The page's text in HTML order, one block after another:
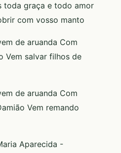
toda graça e todo amor
com vosso manto
de aruanda Com
Vem salvar filhos de
de aruanda Com
Vem remando
Aparecida -